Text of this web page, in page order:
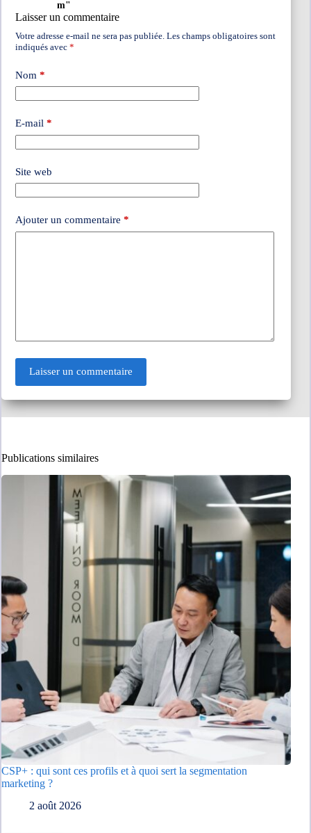
m"
Laisser un commentaire
Votre adresse e-mail ne sera pas publiée. Les champs obligatoires sont
indiqués avec *
Nom *
E-mail *
Site web
Ajouter un commentaire *
Laisser un commentaire
Publications similaires
CSP+ : qui sont ces profils et à quoi sert la segmentation
marketing ?
2 août 2026